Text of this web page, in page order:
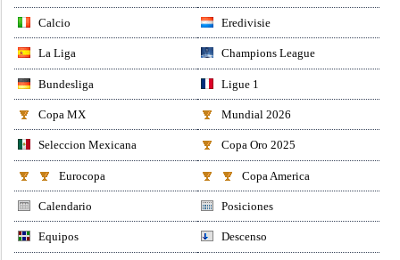
Calcio Eredivisie
La Liga Champions League
Bundesliga Ligue 1
Copa MX Mundial 2026
Seleccion Mexicana Copa Oro 2025
Eurocopa Copa America
Calendario Posiciones
Equipos Descenso